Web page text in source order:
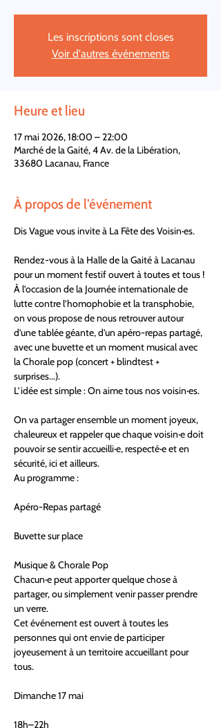
Les inscriptions sont closes
Voir d'autres événements
Heure et lieu
17 mai 2026, 18:00 – 22:00
Marché de la Gaité, 4 Av. de la Libération,
33680 Lacanau, France
À propos de l'événement
Dis Vague vous invite à La Fête des Voisin·es.
Rendez-vous à la Halle de la Gaité à Lacanau
pour un moment festif ouvert à toutes et tous !
À l’occasion de la Journée internationale de
lutte contre l’homophobie et la transphobie,
on vous propose de nous retrouver autour
d’une tablée géante, d'un apéro-repas partagé,
avec une buvette et un moment musical avec
la Chorale pop (concert + blindtest +
surprises...).
L’idée est simple : On aime tous nos voisin·es.
On va partager ensemble un moment joyeux,
chaleureux et rappeler que chaque voisin·e doit
pouvoir se sentir accueilli·e, respecté·e et en
sécurité, ici et ailleurs.
Au programme :
Apéro-Repas partagé
Buvette sur place
Musique & Chorale Pop
Chacun·e peut apporter quelque chose à
partager, ou simplement venir passer prendre
un verre.
Cet événement est ouvert à toutes les
personnes qui ont envie de participer
joyeusement à un territoire accueillant pour
tous.
Dimanche 17 mai
18h–22h